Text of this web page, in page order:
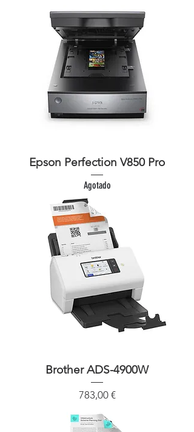
Epson Perfection V850 Pro
Agotado
Brother ADS-4900W
Precio
783,00 €